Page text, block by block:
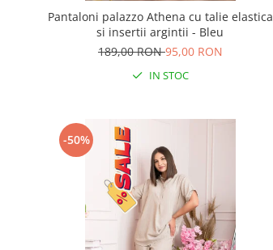
Pantaloni palazzo Athena cu talie elastica
si insertii argintii - Bleu
189,00 RON95,00 RON
IN STOC
-50%